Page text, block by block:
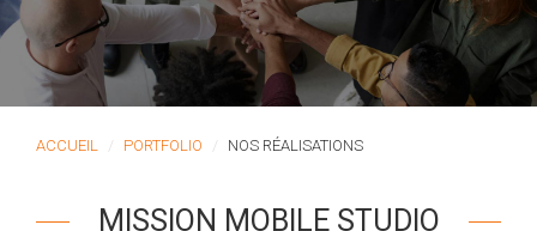
ACCUEIL PORTFOLIO NOS RÉALISATIONS
MISSION MOBILE STUDIO